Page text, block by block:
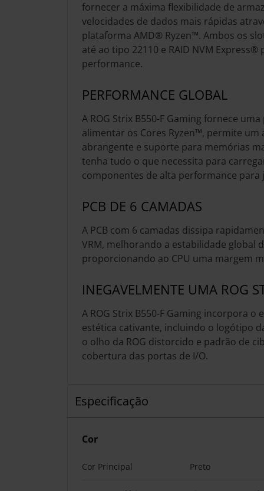
fornecer a máxima flexibilidade de
velocidades de dados mais rápidas
plataforma AMD® Ryzen™. Ambos os
até ao tipo 22110 e RAID NVM
performance.
PERFORMANCE GLOBAL
A ROG Strix B550-F Gaming fornece
alimentar os Cores Ryzen™, permite um
abrangente e suporte para memórias
tenha tudo o que necessita para
componentes de alta performance para
PCB DE 6 CAMADAS
A PCB com 6 camadas dissipa
VRM, melhorando a estabilidade global
proporcionando ao CPU uma margem
INEGAVELMENTE UMA ROG
A ROG Strix B550-F Gaming incorpora o
estética cativante, incluindo o logótipo
o olho da ROG distorcido e padrão de
cobertura das portas de I/O.
Especificação
Cor
Cor Principal Preto